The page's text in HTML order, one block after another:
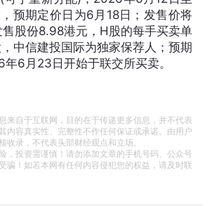
预期定价日为6月18日；发售价将
股份8.98港元，H股的每手买卖单
中信建投国际为独家保荐人；预期
6月23日开始于联交所买卖。
来自于互联网，目的在于传递更多信息，并不代表
内容真实性、完整性不作任何保证或承诺。由用户
收录，不代表头部财经观点和立场。
，投资需谨慎！请勿添加文章的手机号码、公众号
骗！如若本网有任何内容侵犯您的权益，请及时联